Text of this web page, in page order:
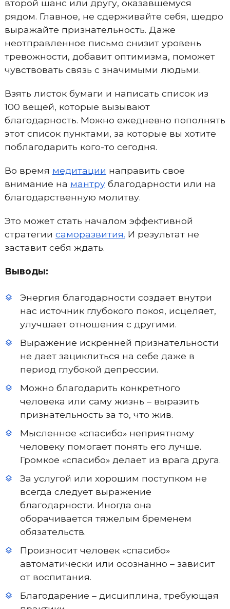
второй шанс или другу, оказавшемуся
рядом. Главное, не сдерживайте себя, щедро
выражайте признательность. Даже
неотправленное письмо снизит уровень
тревожности, добавит оптимизма, поможет
чувствовать связь с значимыми людьми.
Взять листок бумаги и написать список из
100 вещей, которые вызывают
благодарность. Можно ежедневно пополнять
этот список пунктами, за которые вы хотите
поблагодарить кого-то сегодня.
Во время медитации направить свое
внимание на мантрублагодарности или на
благодарственную молитву.
Это может стать началом эффективной
стратегии саморазвития. И результат не
заставит себя ждать.
Выводы:
Энергия благодарности создает внутри
нас источник глубокого покоя, исцеляет,
улучшает отношения с другими.
Выражение искренней признательности
не дает зациклиться на себе даже в
период глубокой депрессии.
Можно благодарить конкретного
человека или саму жизнь – выразить
признательность за то, что жив.
Мысленное «спасибо» неприятному
человеку помогает понять его лучше.
Громкое «спасибо» делает из врага друга.
За услугой или хорошим поступком не
всегда следует выражение
благодарности. Иногда она
оборачивается тяжелым бременем
обязательств.
Произносит человек «спасибо»
автоматически или осознанно – зависит
от воспитания.
Благодарение – дисциплина, требующая